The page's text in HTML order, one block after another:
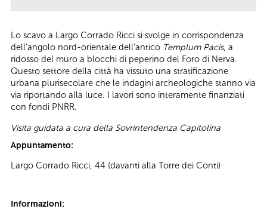
Lo scavo a Largo Corrado Ricci si svolge in corrispondenza
dell’angolo nord-orientale dell’antico Templum Pacis, a
ridosso del muro a blocchi di peperino del Foro di Nerva.
Questo settore della città ha vissuto una stratificazione
urbana plurisecolare che le indagini archeologiche stanno via
via riportando alla luce. I lavori sono interamente finanziati
con fondi PNRR.
Visita guidata a cura della Sovrintendenza Capitolina
Appuntamento:
Largo Corrado Ricci, 44 (davanti alla Torre dei Conti)
Informazioni: